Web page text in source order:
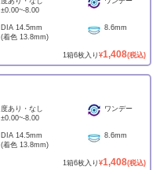
±0.00~-8.00
DIA 14.5mm
(着色 13.8mm)
8.6mm
1箱6枚入り ¥1,408(税込)
度あり・なし
±0.00~-8.00
ワンデー
DIA 14.5mm
(着色 13.8mm)
8.6mm
1箱6枚入り ¥1,408(税込)